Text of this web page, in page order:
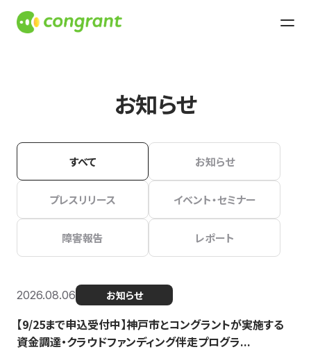
お知らせ
すべて お知らせ
プレスリリース イベント・セミナー
障害報告 レポート
2026.08.06 お知らせ
【9/25まで申込受付中】神戸市とコングラントが実施する
資金調達・クラウドファンディング伴走プログラ...